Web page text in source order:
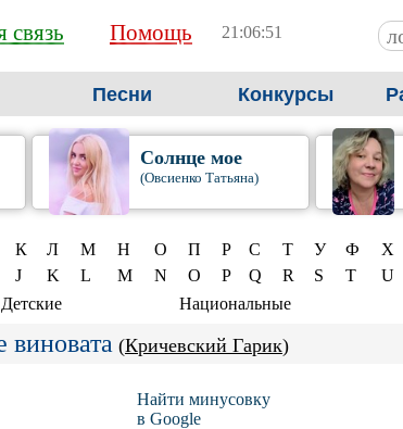
связь Помощь 21:06:52
Песни Конкурсы
Солнце мое
(Овсиенко Татьяна)
К Л М Н О П Р С Т У Ф Х
J K L M N O P Q R S T U
Детские Национальные
виновата (Кричевский Гарик)
Найти минусовку
в Google